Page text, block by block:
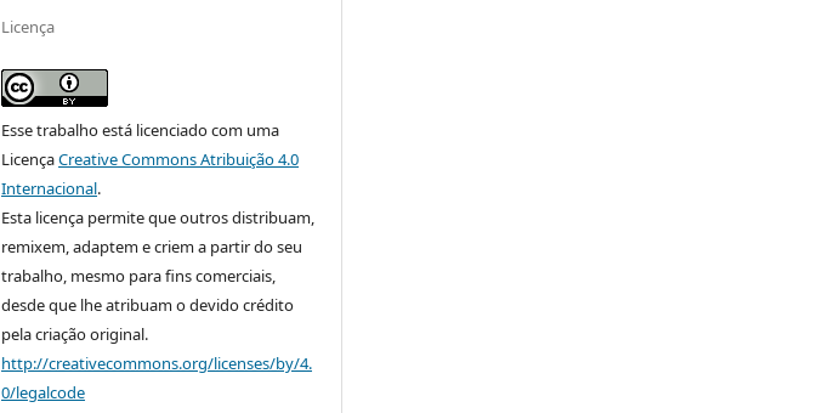
Licença
Esse trabalho está licenciado com uma
LicençaCreative Commons Atribuição 4.0
Internacional.
Esta licença permite que outros distribuam,
remixem, adaptem e criem a partir do seu
trabalho, mesmo para fins comerciais,
desde que lhe atribuam o devido crédito
pela criação original.
http://creativecommons.org/licenses/by/4.
0/legalcode